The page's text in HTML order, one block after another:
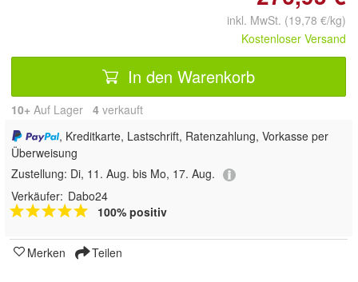
inkl. MwSt. (19,78 €/kg)
Kostenloser Versand
In den Warenkorb
10+ Auf Lager 4 verkauft
, Kreditkarte, Lastschrift, Ratenzahlung, Vorkasse per
Überweisung
Zustellung: Di, 11. Aug. bis Mo, 17. Aug.
Verkäufer: Dabo24
100% positiv
Merken Teilen